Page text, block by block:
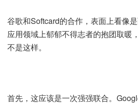
谷歌和Softcard的合作，表面上看像
应用领域上郁郁不得志者的抱团取暖
不是这样。
首先，这应该是一次强强联合。